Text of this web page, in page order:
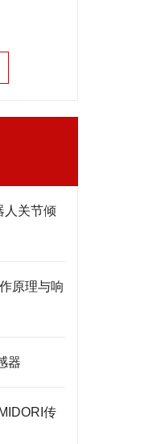
人关节倾
原理与响
器
传